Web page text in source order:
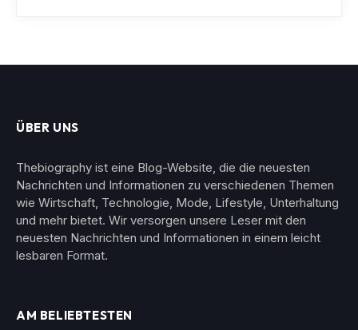
ÜBER UNS
Thebiography ist eine Blog-Website, die die neuesten
Nachrichten und Informationen zu verschiedenen Themen
wie Wirtschaft, Technologie, Mode, Lifestyle, Unterhaltung
und mehr bietet. Wir versorgen unsere Leser mit den
neuesten Nachrichten und Informationen in einem leicht
lesbaren Format.
AM BELIEBTESTEN